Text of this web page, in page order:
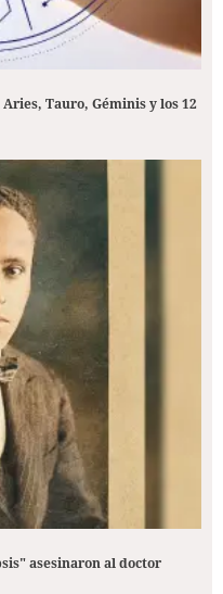
Tauro, Géminis y los 12
asesinaron al doctor